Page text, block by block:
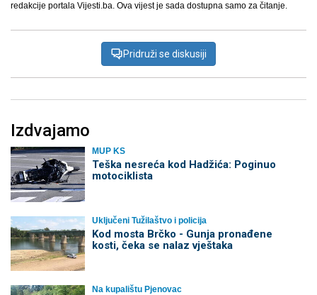
redakcije portala Vijesti.ba. Ova vijest je sada dostupna samo za čitanje.
Pridruži se diskusiji
Izdvajamo
MUP KS
Teška nesreća kod Hadžića: Poginuo
motociklista
Uključeni Tužilaštvo i policija
Kod mosta Brčko - Gunja pronađene
kosti, čeka se nalaz vještaka
Na kupalištu Pjenovac